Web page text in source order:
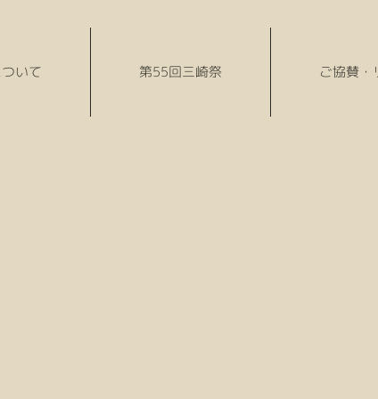
いて 第55回三崎祭 ご協賛・